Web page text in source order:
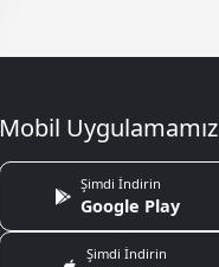
Mobil Uygulamamız
Şimdi İndirin
Google Play
Şimdi İndirin